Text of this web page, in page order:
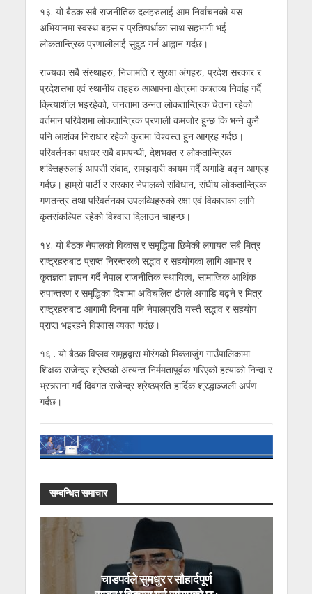
१३. यो बैठक सबै राजनीतिक दलहरुलाई आम निर्वाचनको यस
अभियानमा स्वस्थ बहस र प्रतिष्पर्धाका साथ सहभागी भई
लोकतान्त्रिक प्रणालीलाई सुदुढ गर्न आह्वान गर्दछ।
राज्यका सबै संस्थाहरु, निजामति र सुरक्षा अंगहरु, प्रदेश सरकार र
प्रदेशसभा एवं स्थानीय तहहरु आआफ्ना क्षेत्रमा कत्र्तव्य निर्वाह गर्दै
क्रियाशील भइरहेको, जनतामा उन्नत लोकतान्त्रिक चेतना रहेको
वर्तमान परिवेशमा लोकतान्त्रिक प्रणाली कमजोर हुन्छ कि भन्ने कुनै
पनि आशंका निराधार रहेको कुरामा विश्वस्त हुन आग्रह गर्दछ।
परिवर्तनका पक्षधर सबै वामपन्थी, देशभक्त र लोकतान्त्रिक
शक्तिहरुलाई आपसी संवाद, समझदारी कायम गर्दै अगाडि बढ्न आग्रह
गर्दछ। हाम्रो पार्टी र सरकार नेपालको संविधान, संघीय लोकतान्त्रिक
गणतन्त्र तथा परिवर्तनका उपलव्धिहरुको रक्षा एवं विकासका लागि
कृतसंकल्पित रहेको विश्वास दिलाउन चाहन्छ।
१४. यो बैठक नेपालको विकास र समृद्धिमा छिमेकी लगायत सबै मित्र
राष्ट्रहरुबाट प्राप्त निरन्तरको सद्भाव र सहयोगका लागि आभार र
कृतज्ञता ज्ञापन गर्दै नेपाल राजनीतिक स्थायित्व, सामाजिक आर्थिक
रुपान्तरण र समृद्धिका दिशामा अविचलित ढंगले अगाडि बढ्ने र मित्र
राष्ट्रहरुबाट आगामी दिनमा पनि नेपालप्रति यस्तै सद्भाव र सहयोग
प्राप्त भइरहने विश्वास व्यक्त गर्दछ।
१६ . यो बैठक विप्लव समूहद्वारा मोरंगको मिक्लाजुंग गाउँपालिकामा
शिक्षक राजेन्द्र श्रेष्ठको अत्यन्त निर्ममतापूर्वक गरिएको हत्याको निन्दा र
भ्रत्र्सना गर्दै दिवंगत राजेन्द्र श्रेष्ठप्रति हार्दिक श्रद्धाञ्जली अर्पण
गर्दछ।
सम्बन्धित समाचार
चाडपर्वले सुमधुर र सौहार्दपूर्ण